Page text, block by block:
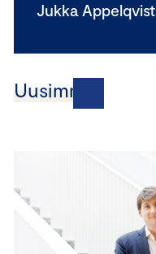
Jukka Appelqvist
Uusimmat